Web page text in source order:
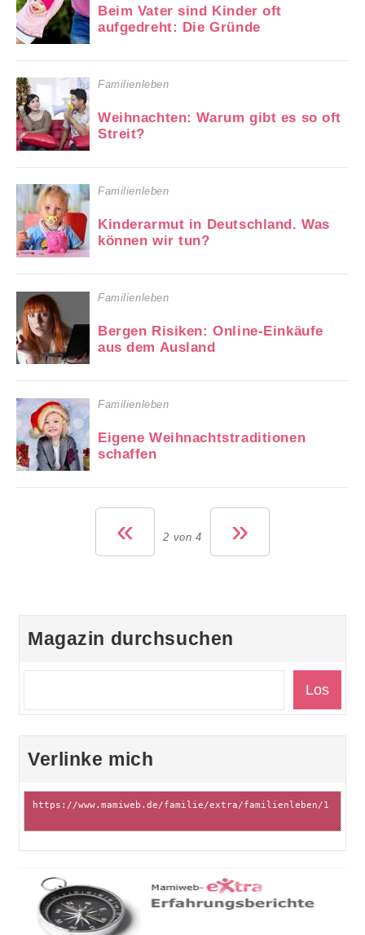
Beim Vater sind Kinder oft
aufgedreht: Die Gründe
Familienleben
Weihnachten: Warum gibt es so oft
Streit?
Familienleben
Kinderarmut in Deutschland. Was
können wir tun?
Familienleben
Bergen Risiken: Online-Einkäufe
aus dem Ausland
Familienleben
Eigene Weihnachtstraditionen
schaffen
« 2 von 4 »
Magazin durchsuchen
Verlinke mich